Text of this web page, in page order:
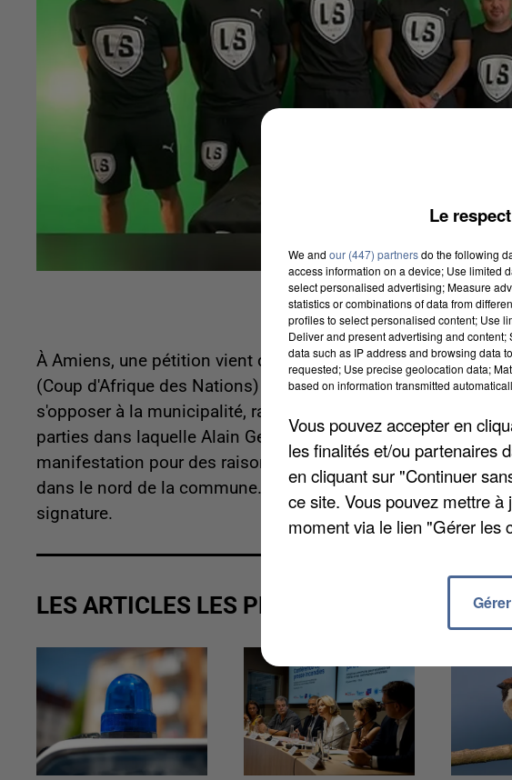
À Amiens, une pétition vient d'être lancée contre Amiens
(Coup d'Afrique des Nations) des quartiers nord.
s'opposer à la municipalité, raconte
parties dans laquelle Alain Gest, président d'Amiens
manifestation pour des raisons de sécurité. Des dégâts à
dans le nord de la commune.
La pétition, lancée hier sur
signature.
LES ARTICLES LES PLUS VUS
Le
We and our (447) partnersdo the following
access information on a device; Use limited
select personalised advertising; Measure
statistics or combinations of data from
profiles to select personalised content; Use
Deliver and present advertising and
data such as IP address and browsing data
requested; Use precise geolocation data;
based on information transmitted
Vous pouvez accepter en
les finalités et/ou partenaires
en cliquant sur "Continuer
ce site. Vous pouvez mettre
moment via le lien "Gérer les